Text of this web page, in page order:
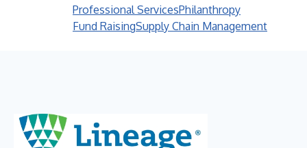
Professional ServicesPhilanthropy
Fund RaisingSupply Chain Management